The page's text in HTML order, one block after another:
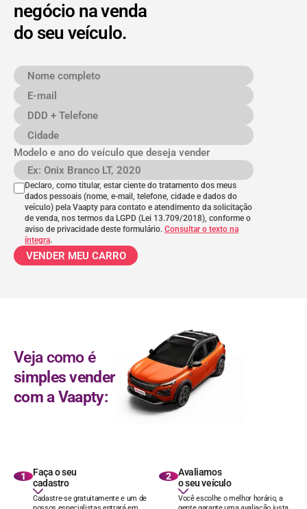
negócio na venda
do seu veículo.
Nome completo
E-mail
DDD + Telefone
Cidade
Modelo e ano do veículo que deseja vender
Modelo e ano do veículo
Declaro, como titular, estar ciente do tratamento dos meus
dados pessoais (nome, e-mail, telefone, cidade e dados do
veículo) pela Vaapty para contato e atendimento da solicitação
de venda, nos termos da LGPD (Lei 13.709/2018), conforme o
aviso de privacidade deste formulário. Consultar o texto na
íntegra.
VENDER MEU CARRO
Veja como é
simples vender
com a Vaapty:
1
Faça o seu
cadastro
Cadastre-se gratuitamente e um de
2
Avaliamos
o seu veículo
Você escolhe o melhor horário, a